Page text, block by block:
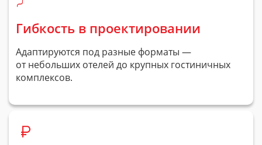
Гибкость в проектировании
Адаптируются под разные форматы —
от небольших отелей до крупных гостиничных
комплексов.